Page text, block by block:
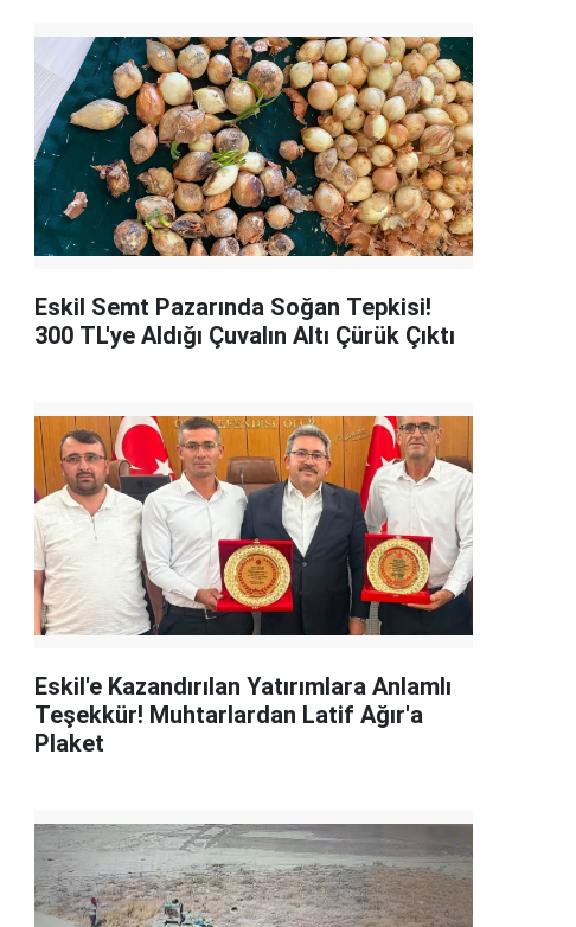
Eskil Semt Pazarında Soğan Tepkisi!
300 TL'ye Aldığı Çuvalın Altı Çürük Çıktı
Eskil'e Kazandırılan Yatırımlara Anlamlı
Teşekkür! Muhtarlardan Latif Ağır'a
Plaket